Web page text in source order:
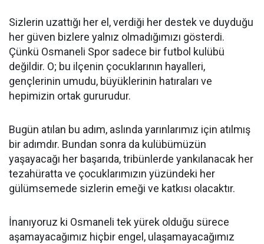
Sizlerin uzattığı her el, verdiği her destek ve duyduğu
her güven bizlere yalnız olmadığımızı gösterdi.
Çünkü Osmaneli Spor sadece bir futbol kulübü
değildir. O; bu ilçenin çocuklarının hayalleri,
gençlerinin umudu, büyüklerinin hatıraları ve
hepimizin ortak gururudur.
Bugün atılan bu adım, aslında yarınlarımız için atılmış
bir adımdır. Bundan sonra da kulübümüzün
yaşayacağı her başarıda, tribünlerde yankılanacak her
tezahüratta ve çocuklarımızın yüzündeki her
gülümsemede sizlerin emeği ve katkısı olacaktır.
İnanıyoruz ki Osmaneli tek yürek olduğu sürece
aşamayacağımız hiçbir engel, ulaşamayacağımız